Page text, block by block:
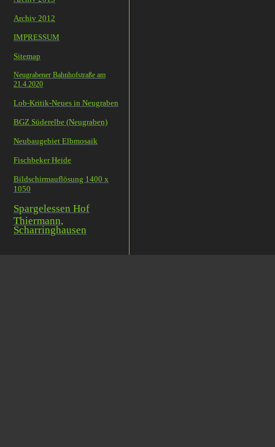
Archiv 2012
IMPRESSUM
Sitemap
Neugrabener Bahnhofstraße am
21.4.2020
Lob-Kritik-Neues in Neugraben
BGZ Süderelbe (Neugraben)
Neubaugebiet Elbmosaik
Fischbeker Heide
Bildschirmauflösung 1400 x
1050
Spargelessen Hof
Thiermann,
Scharringhausen